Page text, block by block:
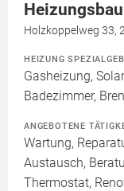
Holzkoppelweg 33,
HEIZUNG
Gasheizung,
Badezimmer,
ANGEBOTENE
Wartung,
Austausch,
Thermostat,